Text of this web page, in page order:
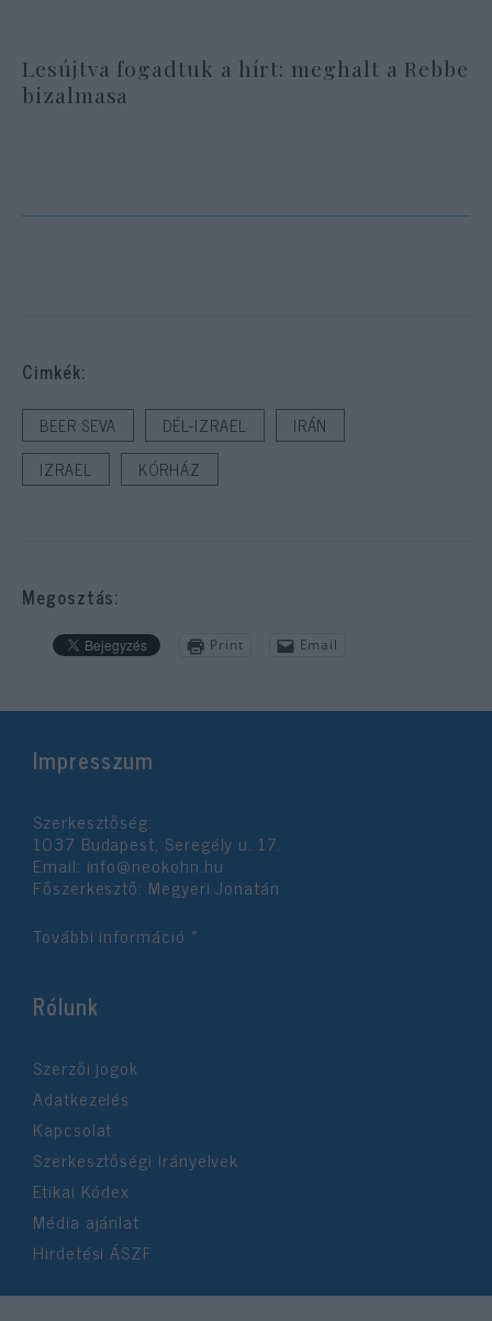
Lesújtva fogadtuk a hírt: meghalt a Rebbe
bizalmasa
Cimkék:
BEER SEVA DÉL-IZRAEL
IRÁN
IZRAEL
KÓRHÁZ
Megosztás:
Print Email
Impresszum
Szerkesztőség:
1037 Budapest, Seregély u. 17.
Email: info@neokohn.hu
Főszerkesztő: Megyeri Jonatán
További információ »
Rólunk
Szerzői jogok
Adatkezelés
Kapcsolat
Szerkesztőségi irányelvek
Etikai Kódex
Média ajánlat
Hirdetési ÁSZF